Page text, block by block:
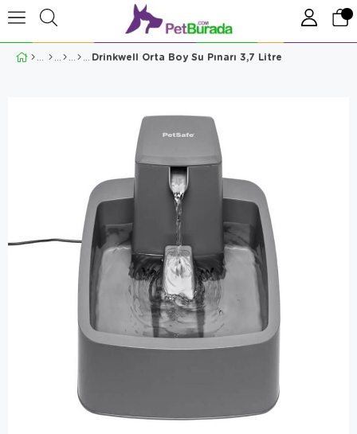
Drinkwell Orta Boy Su Pınarı 3,7 Litre